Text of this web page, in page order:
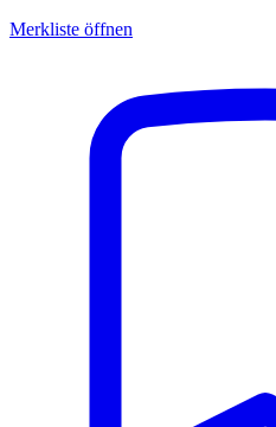
Merkliste öffnen